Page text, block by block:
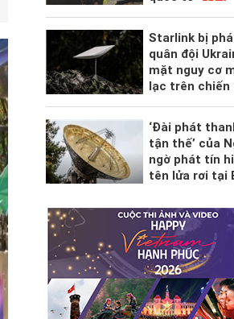
Starlink bị phá
quân đội
mặt nguy cơ
lạc trên
‘Đài phát
tận thế’ của
ngờ phát tín
tên lửa rơi tại